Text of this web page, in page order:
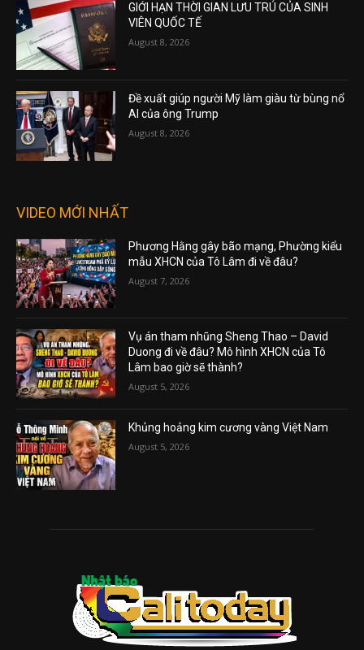
GIỚI HẠN THỜI GIAN LƯU TRÚ CỦA SINH
VIÊN QUỐC TẾ
August 8, 2026
Đề xuất giúp người Mỹ làm giàu từ bùng nổ
AI của ông Trump
August 8, 2026
VIDEO MỚI NHẤT
Phương Hằng gây bão mạng, Phường kiểu
mẫu XHCN của Tô Lâm đi về đâu?
August 7, 2026
Vụ án tham nhũng Sheng Thao – David
Duong đi về đâu? Mô hình XHCN của Tô
Lâm bao giờ sẽ thành?
August 5, 2026
Khủng hoảng kim cương vàng Việt Nam
August 5, 2026